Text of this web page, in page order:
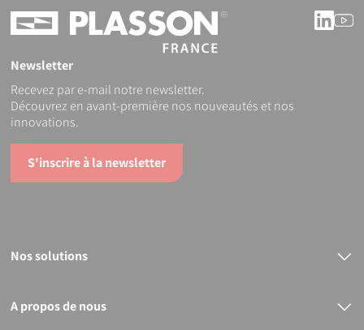
Newsletter
Recevez par e-mail notre newsletter.
Découvrez en avant-première nos nouveautés et nos
innovations.
S'inscrire à la newsletter
Nos solutions
Bout à bout
A propos de nous